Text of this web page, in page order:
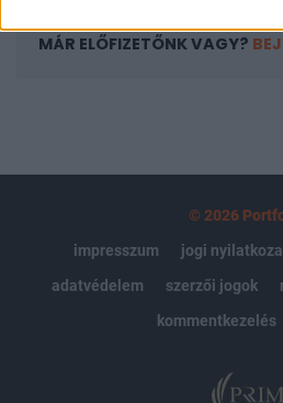
MÁR ELŐFIZETŐNK VAGY?
© 2026
impresszum
jogi
adatvédelem
szerzői jogok
kommentkezelés